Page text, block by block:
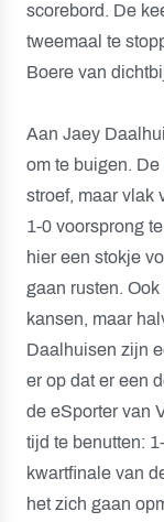
scorebord. De
tweemaal te
Boere van
Aan Jaey
om te buigen.
stroef, maar vlak
1-0 voorsprong
hier een stokje
gaan rusten.
kansen, maar
Daalhuisen zijn
er op dat er een
de eSporter van
tijd te benutten:
kwartfinale van
het zich gaan